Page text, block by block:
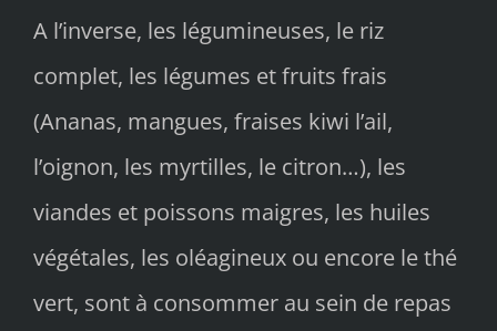
A l’inverse, les légumineuses, le riz
complet, les légumes et fruits frais
(Ananas, mangues, fraises kiwi l’ail,
l’oignon, les myrtilles, le citron…), les
viandes et poissons maigres, les huiles
végétales, les oléagineux ou encore le thé
vert, sont à consommer au sein de repas